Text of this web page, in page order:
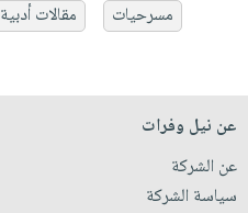
مسرحيات
مقالات أدبية
عن نيل وفرات
عن الشركة
سياسة الشركة